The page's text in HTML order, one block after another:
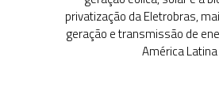
da Eletrobras